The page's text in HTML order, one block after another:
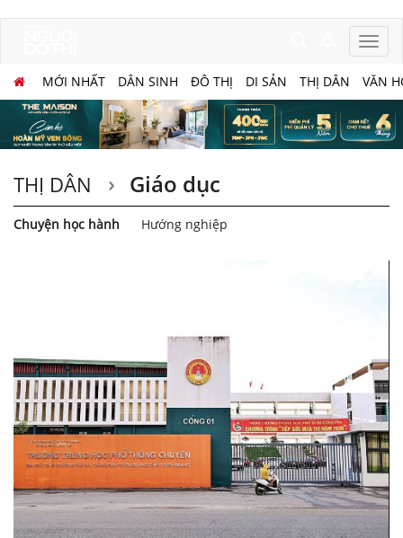
MỚI NHẤT DÂN SINH ĐÔ THỊ DI SẢN THỊ DÂN VĂN
THỊ DÂN Giáo dục
Chuyện học hành Hướng nghiệp